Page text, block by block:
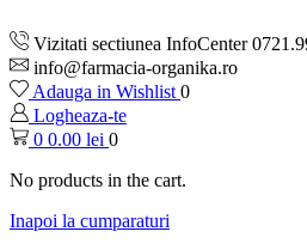
Vizitati sectiunea InfoCenter
info@farmacia-organika.ro
Adauga in Wishlist 0
Logheaza-te
0 0.00 lei 0
No products in the cart.
Inapoi la cumparaturi